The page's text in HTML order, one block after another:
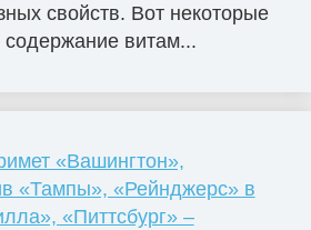
свойств. Вот некоторые
содержание витам...
«Вашингтон»,
«Тампы», «Рейнджерс» в
«Питтсбург» –